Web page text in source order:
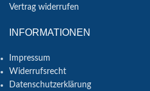
Vertrag widerrufen
INFORMATIONEN
Impressum
Widerrufsrecht
Datenschutzerklärung